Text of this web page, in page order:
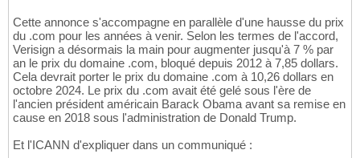
Cette annonce s'accompagne en parallèle d'une hausse du prix
du .com pour les années à venir. Selon les termes de l'accord,
Verisign a désormais la main pour augmenter jusqu'à 7 % par
an le prix du domaine .com, bloqué depuis 2012 à 7,85 dollars.
Cela devrait porter le prix du domaine .com à 10,26 dollars en
octobre 2024. Le prix du .com avait été gelé sous l'ère de
l'ancien président américain Barack Obama avant sa remise en
cause en 2018 sous l'administration de Donald Trump.
Et l'ICANN d'expliquer dans un communiqué :